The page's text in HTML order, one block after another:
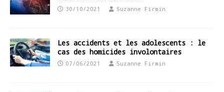
30/10/2021 Suzanne Firmin
Les accidents et les adolescents : le
cas des homicides involontaires
07/06/2021 Suzanne Firmin